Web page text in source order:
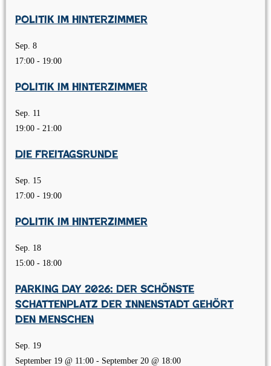
Politik im Hinterzimmer
Sep. 8
17:00 - 19:00
Politik im Hinterzimmer
Sep. 11
19:00 - 21:00
Die Freitagsrunde
Sep. 15
17:00 - 19:00
Politik im Hinterzimmer
Sep. 18
15:00 - 18:00
Parking Day 2026: Der schönste
Schattenplatz der Innenstadt gehört
den Menschen
Sep. 19
September 19 @ 11:00 - September 20 @ 18:00